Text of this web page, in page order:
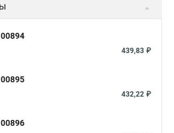
439,83 ₽
432,22 ₽